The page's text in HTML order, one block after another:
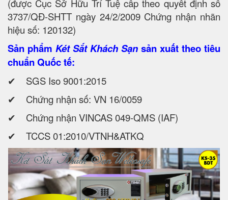
(được Cục Sở Hữu Trí Tuệ cấp theo quyết định số
3737/QĐ-SHTT ngày 24/2/2009 Chứng nhận nhãn
hiệu số: 120132)
Sản phẩm Két Sắt Khách Sạn sản xuất theo tiêu
chuẩn Quốc tế:
✔ SGS Iso 9001:2015
✔ Chứng nhận số: VN 16/0059
✔ Chứng nhận VINCAS 049-QMS (IAF)
✔ TCCS 01:2010/VTNH&ATKQ